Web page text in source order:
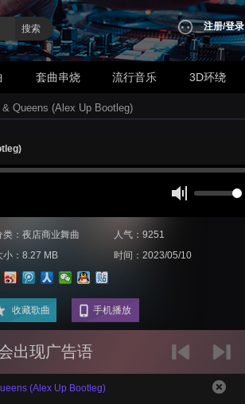
搜索 注册/登录
套曲串烧 流行音乐 3D环绕
Queens (Alex Up Bootleg)
类：夜店商业舞曲
人气：9251
小：8.27 MB
时间：2023/05/10
收藏歌曲 手机播放
出现广告语
(Alex Up Bootleg)